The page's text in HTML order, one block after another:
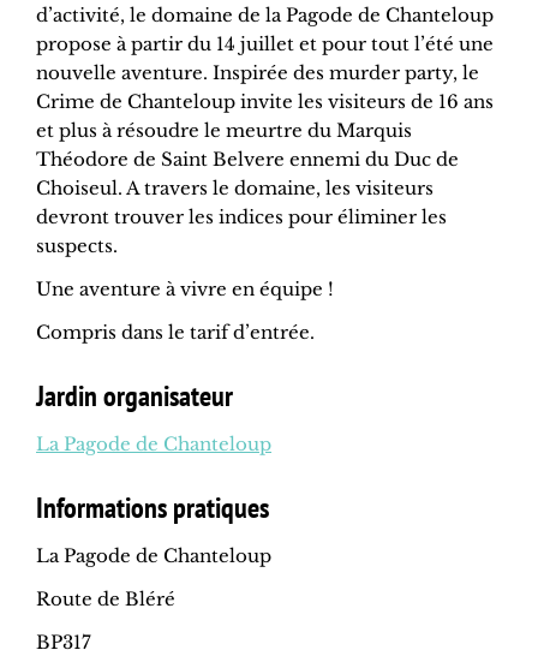
d’activité, le domaine de la Pagode de Chanteloup
propose à partir du 14 juillet et pour tout l’été une
nouvelle aventure. Inspirée des murder party, le
Crime de Chanteloup invite les visiteurs de 16 ans
et plus à résoudre le meurtre du Marquis
Théodore de Saint Belvere ennemi du Duc de
Choiseul. A travers le domaine, les visiteurs
devront trouver les indices pour éliminer les
suspects.
Une aventure à vivre en équipe !
Compris dans le tarif d’entrée.
Jardin organisateur
La Pagode de Chanteloup
Informations pratiques
La Pagode de Chanteloup
Route de Bléré
BP317